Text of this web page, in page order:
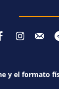
y el formato